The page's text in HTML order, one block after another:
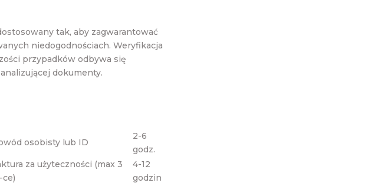
tak, aby zagwarantować
niedogodnościach. Weryfikacja
przypadków odbywa się
dokumenty.
osobisty lub ID
2-6
godz.
za użyteczności (max 3
ce)
4-12
godzin